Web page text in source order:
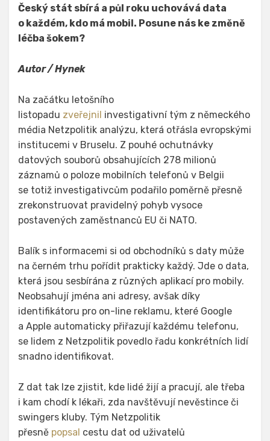
Český stát sbírá a půl roku uchovává data
o každém, kdo má mobil. Posune nás ke změně
léčba šokem?
Autor / Hynek
Na začátku letošního
listopadu zveřejnil investigativní tým z německého
média Netzpolitik analýzu, která otřásla evropskými
institucemi v Bruselu. Z pouhé ochutnávky
datových souborů obsahujících 278 milionů
záznamů o poloze mobilních telefonů v Belgii
se totiž investigativcům podařilo poměrně přesně
zrekonstruovat pravidelný pohyb vysoce
postavených zaměstnanců EU či NATO.
Balík s informacemi si od obchodníků s daty může
na černém trhu pořídit prakticky každý. Jde o data,
která jsou sesbírána z různých aplikací pro mobily.
Neobsahují jména ani adresy, avšak díky
identifikátoru pro on-line reklamu, které Google
a Apple automaticky přiřazují každému telefonu,
se lidem z Netzpolitik povedlo řadu konkrétních lidí
snadno identifikovat.
Z dat tak lze zjistit, kde lidé žijí a pracují, ale třeba
i kam chodí k lékaři, zda navštěvují nevěstince či
swingers kluby. Tým Netzpolitik
přesně popsal cestu dat od uživatelů